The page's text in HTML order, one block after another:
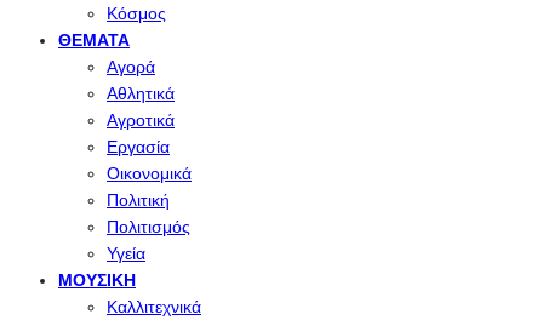
Κόσμος
ΘΈΜΑΤΑ
Αγορά
Αθλητικά
Αγροτικά
Εργασία
Οικονομικά
Πολιτική
Πολιτισμός
Υγεία
ΜΟΥΣΙΚΉ
Καλλιτεχνικά